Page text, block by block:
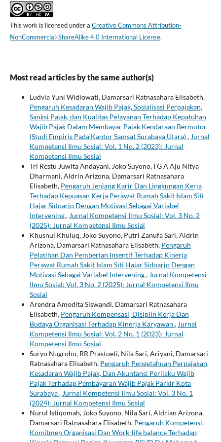
This work is licensed under a Creative Commons Attribution-
NonCommercial-ShareAlike 4.0 International License.
Most read articles by the same author(s)
Ludvia Yuni Widiowati, Damarsari Ratnasahara Elisabeth,
Pengaruh Kesadaran Wajib Pajak, Sosialisasi Perpajakan,
Sanksi Pajak, dan Kualitas Pelayanan Terhadap Kepatuhan
Wajib Pajak Dalam Membayar Pajak Kendaraan Bermotor
(Studi Empiris Pada Kantor Samsat Surabaya Utara), Jurnal
Kompetensi Ilmu Sosial: Vol. 1 No. 2 (2023): Jurnal
Kompetensi Ilmu Sosial
Tri Restu Juwita Andayani, Joko Suyono, I G A Aju Nitya
Dharmani, Aldrin Arizona, Damarsari Ratnasahara
Elisabeth, Pengaruh Jenjang Karir Dan Lingkungan Kerja
Terhadap Kepuasan Kerja Perawat Rumah Sakit Islam Siti
Hajar Sidoarjo Dengan Motivasi Sebagai Variabel
Intervening, Jurnal Kompetensi Ilmu Sosial: Vol. 3 No. 2
(2025): Jurnal Kompetensi Ilmu Sosial
Khusnul Khuluq, Joko Suyono, Putri Zanufa Sari, Aldrin
Arizona, Damarsari Ratnasahara Elisabeth, Pengaruh
Pelatihan Dan Pemberian Insentif Terhadap Kinerja
Perawat Rumah Sakit Islam Siti Hajar Sidoarjo Dengan
Motivasi Sebagai Variabel Intervening, Jurnal Kompetensi
Ilmu Sosial: Vol. 3 No. 2 (2025): Jurnal Kompetensi Ilmu
Sosial
Arendra Amodita Siswandi, Damarsari Ratnasahara
Elisabeth, Pengaruh Kompensasi, Disiplin Kerja Dan
Budaya Organisasi Terhadap Kinerja Karyawan , Jurnal
Kompetensi Ilmu Sosial: Vol. 2 No. 1 (2023): Jurnal
Kompetensi Ilmu Sosial
Suryo Nugroho, RR Prastoeti, Nila Sari, Ariyani, Damarsari
Ratnasahara Elisabeth, Pengaruh Pengetahuan Perpajakan,
Kesadaran Wajib Pajak, Dan Akuntansi Perilaku Wajib
Pajak Terhadap Pembayaran Wajib Pajak Parkir Kota
Surabaya, Jurnal Kompetensi Ilmu Sosial: Vol. 3 No. 1
(2024): Jurnal Kompetensi Ilmu Sosial
Nurul Istiqomah, Joko Suyono, Nila Sari, Aldrian Arizona,
Damarsari Ratnasahara Elisabeth, Pengaruh Kompetensi,
Komitmen Organisasi Dan Work-life balance Terhadap